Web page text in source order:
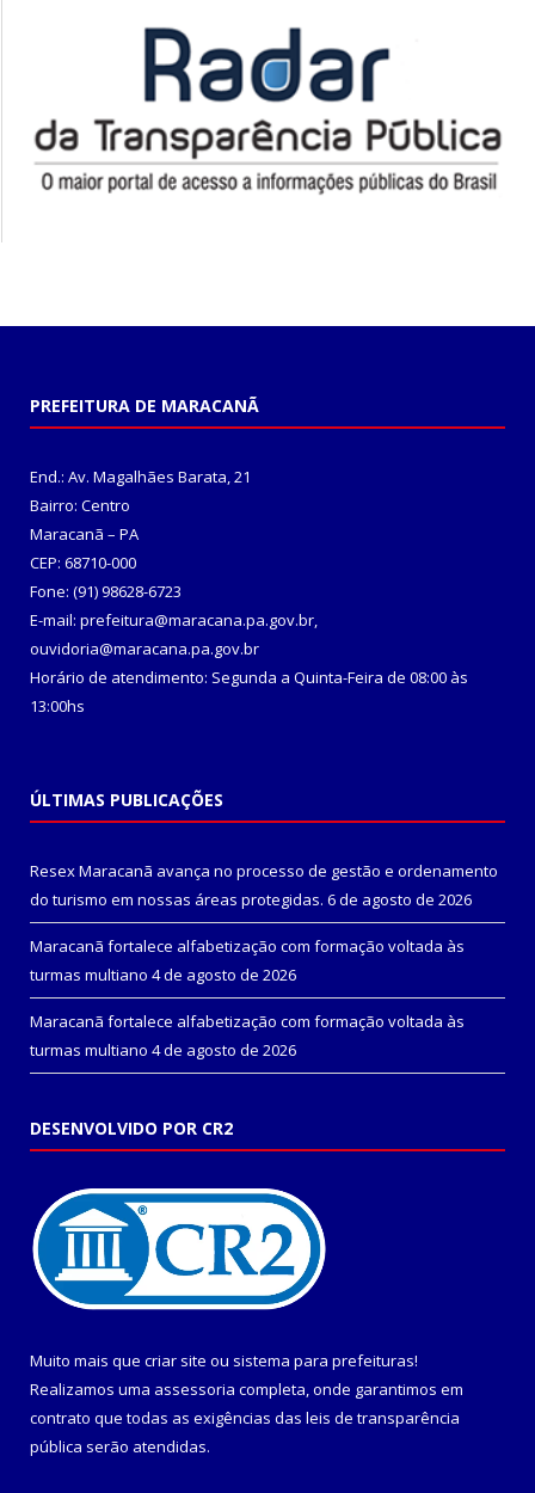
PREFEITURA DE MARACANÃ
End.: Av. Magalhães Barata, 21
Bairro: Centro
Maracanã – PA
CEP: 68710-000
Fone: (91) 98628-6723
E-mail: prefeitura@maracana.pa.gov.br,
ouvidoria@maracana.pa.gov.br
Horário de atendimento: Segunda a Quinta-Feira de 08:00 às
13:00hs
ÚLTIMAS PUBLICAÇÕES
Resex Maracanã avança no processo de gestão e ordenamento
do turismo em nossas áreas protegidas. 6 de agosto de 2026
Maracanã fortalece alfabetização com formação voltada às
turmas multiano 4 de agosto de 2026
Maracanã fortalece alfabetização com formação voltada às
turmas multiano 4 de agosto de 2026
DESENVOLVIDO POR CR2
Muito mais que criar site ou sistema para prefeituras!
Realizamos uma assessoria completa, onde garantimos em
contrato que todas as exigências das leis de transparência
pública serão atendidas.